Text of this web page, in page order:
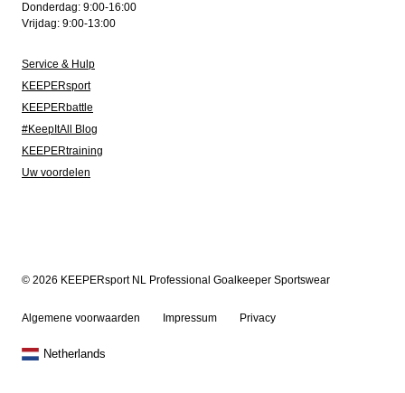
Donderdag: 9:00-16:00
Vrijdag: 9:00-13:00
Service & Hulp
KEEPERsport
KEEPERbattle
#KeepItAll Blog
KEEPERtraining
Uw voordelen
© 2026 KEEPERsport NL Professional Goalkeeper Sportswear
Algemene voorwaarden Impressum Privacy
Netherlands